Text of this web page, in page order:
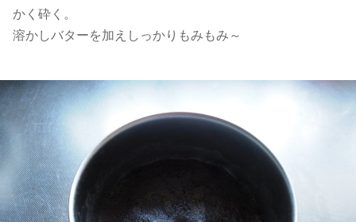
かく砕く。
溶かしバターを加えしっかりもみもみ～